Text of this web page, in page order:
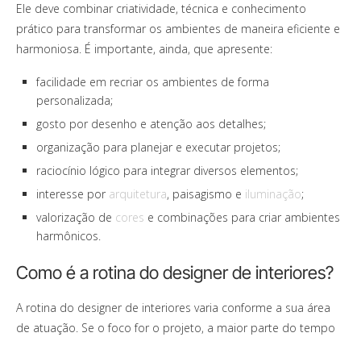
Ele deve combinar criatividade, técnica e conhecimento
prático para transformar os ambientes de maneira eficiente e
harmoniosa. É importante, ainda, que apresente:
facilidade em recriar os ambientes de forma
personalizada;
gosto por desenho e atenção aos detalhes;
organização para planejar e executar projetos;
raciocínio lógico para integrar diversos elementos;
interesse por arquitetura, paisagismo e iluminação;
valorização de cores e combinações para criar ambientes
harmônicos.
Como é a rotina do designer de interiores?
A rotina do designer de interiores varia conforme a sua área
de atuação. Se o foco for o projeto, a maior parte do tempo